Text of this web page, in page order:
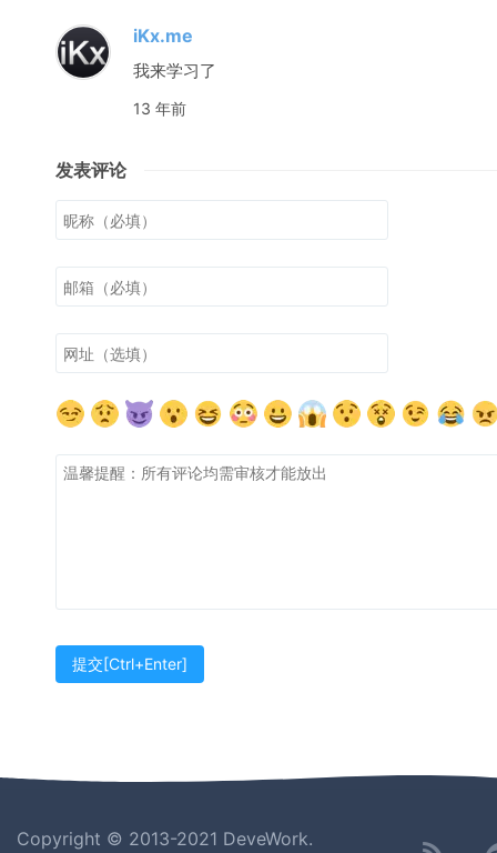
iKx.me
我来学习了
13 年前
发表评论
Copyright © 2013-2021 DeveWork.